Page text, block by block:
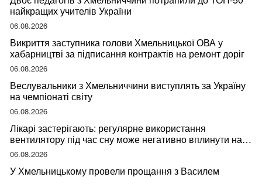
найкращих учителів України
06.08.2026
Викриття заступника голови Хмельницької ОВА у
хабарництві за підписання контрактів на ремонт доріг
06.08.2026
Веслувальники з Хмельниччини виступлять за Україну
на чемпіонаті світу
06.08.2026
Лікарі застерігають: регулярне використання
вентилятору під час сну може негативно вплинути на
ваше здоров’я
06.08.2026
У Хмельницькому провели прощання з Василем